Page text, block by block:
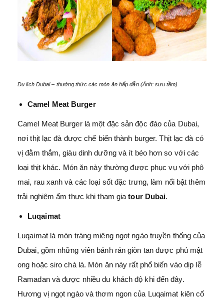
Du lịch Dubai – thưởng thức các món ăn hấp dẫn (Ảnh: sưu tầm)
Camel Meat Burger
Camel Meat Burger là một đặc sản độc đáo của Dubai,
nơi thịt lạc đà được chế biến thành burger. Thịt lạc đà có
vị đằm thắm, giàu dinh dưỡng và ít béo hơn so với các
loại thịt khác. Món ăn này thường được phục vụ với phô
mai, rau xanh và các loại sốt đặc trưng, làm nổi bật thêm
trải nghiệm ẩm thực khi tham gia tour Dubai.
Luqaimat
Luqaimat là món tráng miệng ngọt ngào truyền thống của
Dubai, gồm những viên bánh rán giòn tan được phủ mật
ong hoặc siro chà là. Món ăn này rất phổ biến vào dịp lễ
Ramadan và được nhiều du khách độ khi đến đây.
Hương vị ngọt ngào và thơm ngon của Luqaimat kiên cố